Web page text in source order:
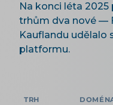
Na konci léta
trhům dva nové —
Kauflandu udělalo
platformu.
TRH